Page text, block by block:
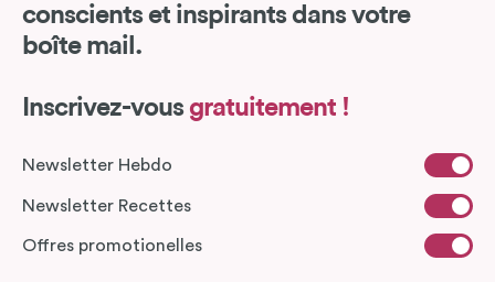
conscients et inspirants dans votre
boîte mail.
Inscrivez-vous gratuitement !
Newsletter Hebdo
Newsletter Recettes
Offres promotionelles